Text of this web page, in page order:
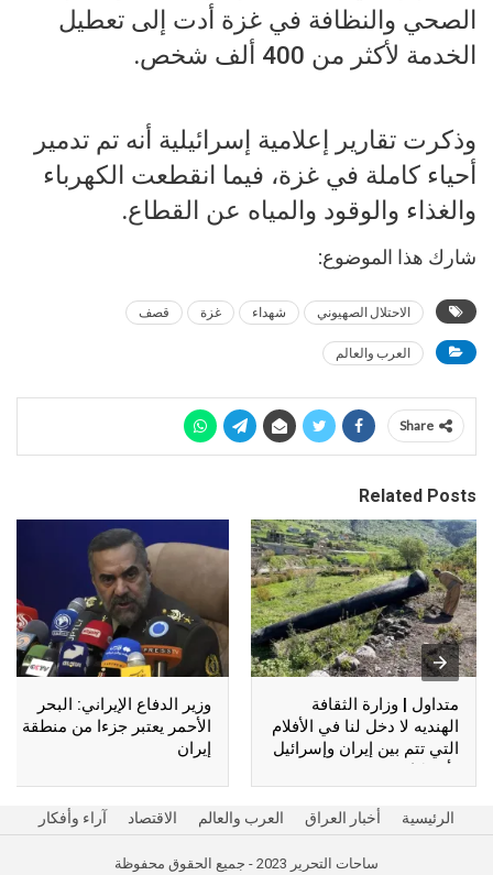
الصحي والنظافة في غزة أدت إلى تعطيل
الخدمة لأكثر من 400 ألف شخص.
وذكرت تقارير إعلامية إسرائيلية أنه تم تدمير
أحياء كاملة في غزة، فيما انقطعت الكهرباء
والغذاء والوقود والمياه عن القطاع.
شارك هذا الموضوع:
الاحتلال الصهيوني شهداء غزة قصف
العرب والعالم
Share
Related Posts
متداول | وزارة الثقافة
الهنديه لا دخل لنا في الأفلام
التي تتم بين إيران وإسرائيل
وأمريكا !!
وزير الدفاع الإيراني: البحر
الأحمر يعتبر جزءا من منطقة
إيران
الرئيسية أخبار العراق العرب والعالم الاقتصاد آراء وأفكار
ساحات التحرير 2023 - جميع الحقوق محفوظة